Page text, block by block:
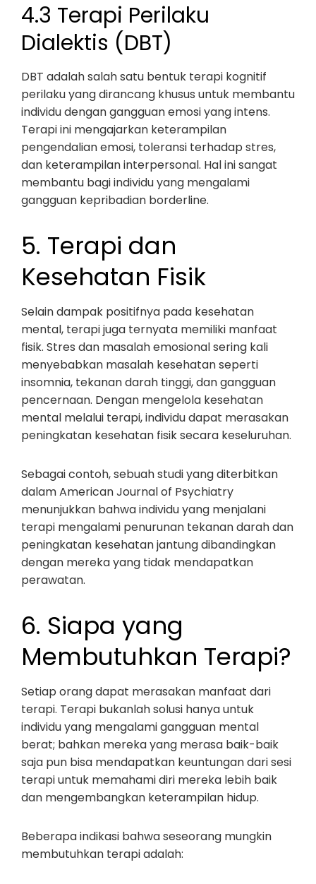
4.3 Terapi Perilaku
Dialektis (DBT)
DBT adalah salah satu bentuk terapi kognitif
perilaku yang dirancang khusus untuk membantu
individu dengan gangguan emosi yang intens.
Terapi ini mengajarkan keterampilan
pengendalian emosi, toleransi terhadap stres,
dan keterampilan interpersonal. Hal ini sangat
membantu bagi individu yang mengalami
gangguan kepribadian borderline.
5. Terapi dan
Kesehatan Fisik
Selain dampak positifnya pada kesehatan
mental, terapi juga ternyata memiliki manfaat
fisik. Stres dan masalah emosional sering kali
menyebabkan masalah kesehatan seperti
insomnia, tekanan darah tinggi, dan gangguan
pencernaan. Dengan mengelola kesehatan
mental melalui terapi, individu dapat merasakan
peningkatan kesehatan fisik secara keseluruhan.
Sebagai contoh, sebuah studi yang diterbitkan
dalam American Journal of Psychiatry
menunjukkan bahwa individu yang menjalani
terapi mengalami penurunan tekanan darah dan
peningkatan kesehatan jantung dibandingkan
dengan mereka yang tidak mendapatkan
perawatan.
6. Siapa yang
Membutuhkan Terapi?
Setiap orang dapat merasakan manfaat dari
terapi. Terapi bukanlah solusi hanya untuk
individu yang mengalami gangguan mental
berat; bahkan mereka yang merasa baik-baik
saja pun bisa mendapatkan keuntungan dari sesi
terapi untuk memahami diri mereka lebih baik
dan mengembangkan keterampilan hidup.
Beberapa indikasi bahwa seseorang mungkin
membutuhkan terapi adalah: